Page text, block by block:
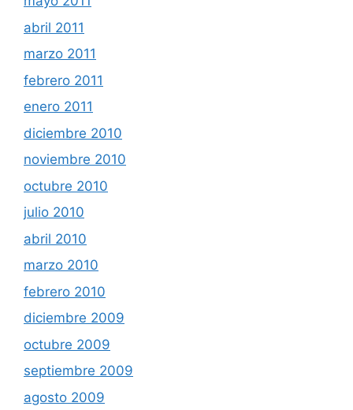
abril 2011
marzo 2011
febrero 2011
enero 2011
diciembre 2010
noviembre 2010
octubre 2010
julio 2010
abril 2010
marzo 2010
febrero 2010
diciembre 2009
octubre 2009
septiembre 2009
agosto 2009